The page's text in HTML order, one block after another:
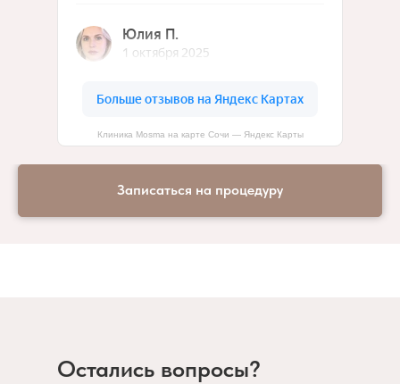
Клиника Mosma на карте Сочи — Яндекс Карты
Записаться на процедуру
Остались вопросы?